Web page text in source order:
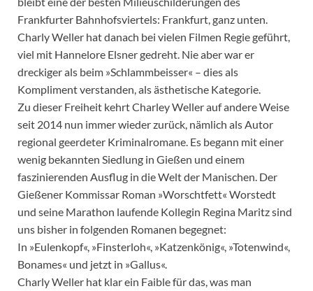
Frankfurter Bahnhofsviertels: Frankfurt, ganz unten.
Charly Weller hat danach bei vielen Filmen Regie geführt,
viel mit Hannelore Elsner gedreht. Nie aber war er
dreckiger als beim »Schlammbeisser« – dies als
Kompliment verstanden, als ästhetische Kategorie.
Zu dieser Freiheit kehrt Charley Weller auf andere Weise
seit 2014 nun immer wieder zurück, nämlich als Autor
regional geerdeter Kriminalromane. Es begann mit einer
wenig bekannten Siedlung in Gießen und einem
faszinierenden Ausflug in die Welt der Manischen. Der
Gießener Kommissar Roman »Worschtfett« Worstedt
und seine Marathon laufende Kollegin Regina Maritz sind
uns bisher in folgenden Romanen begegnet:
In »Eulenkopf«, »Finsterloh«, »Katzenkönig«, »Totenwind«,
Bonames« und jetzt in »Gallus«.
Charly Weller hat klar ein Faible für das, was man